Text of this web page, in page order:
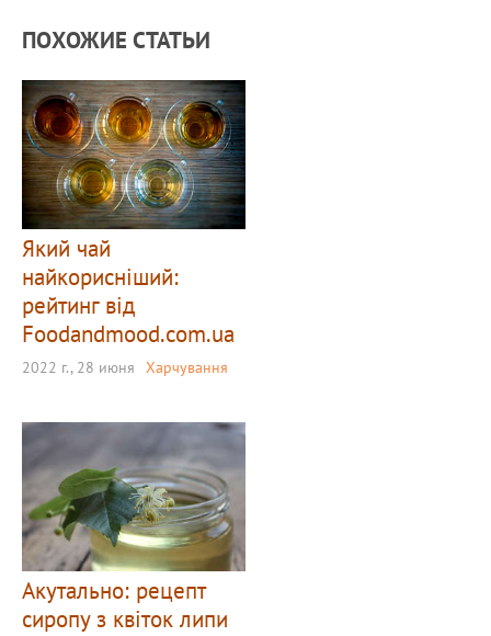
ПОХОЖИЕ СТАТЬИ
Який чай
найкорисніший:
рейтинг від
Foodandmood.com.ua
2022 г., 28 июня Харчування
Акутально: рецепт
сиропу з квіток липи